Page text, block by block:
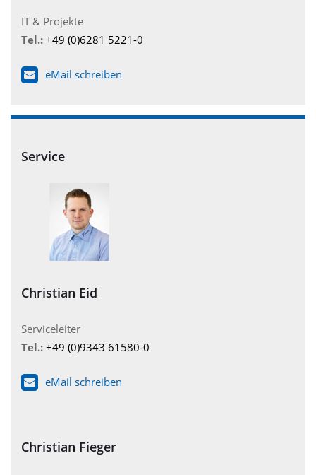
IT & Projekte
Tel.: +49 (0)6281 5221-0
eMail schreiben
Service
Christian Eid
Serviceleiter
Tel.: +49 (0)9343 61580-0
eMail schreiben
Christian Fieger